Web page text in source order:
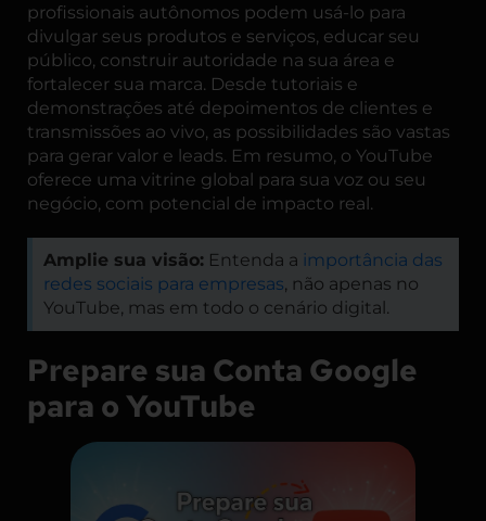
profissionais autônomos podem usá-lo para
divulgar seus produtos e serviços, educar seu
público, construir autoridade na sua área e
fortalecer sua marca. Desde tutoriais e
demonstrações até depoimentos de clientes e
transmissões ao vivo, as possibilidades são vastas
para gerar valor e leads. Em resumo, o YouTube
oferece uma vitrine global para sua voz ou seu
negócio, com potencial de impacto real.
Amplie sua visão: Entenda a importância das
redes sociais para empresas , não apenas no
YouTube, mas em todo o cenário digital.
Prepare sua Conta Google
para o YouTube